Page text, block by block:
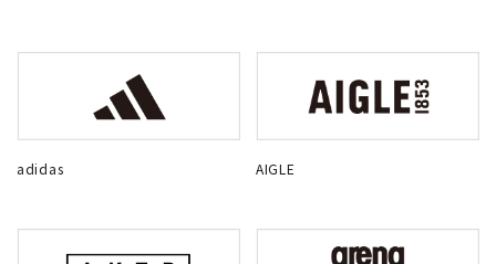
adidas AIGLE